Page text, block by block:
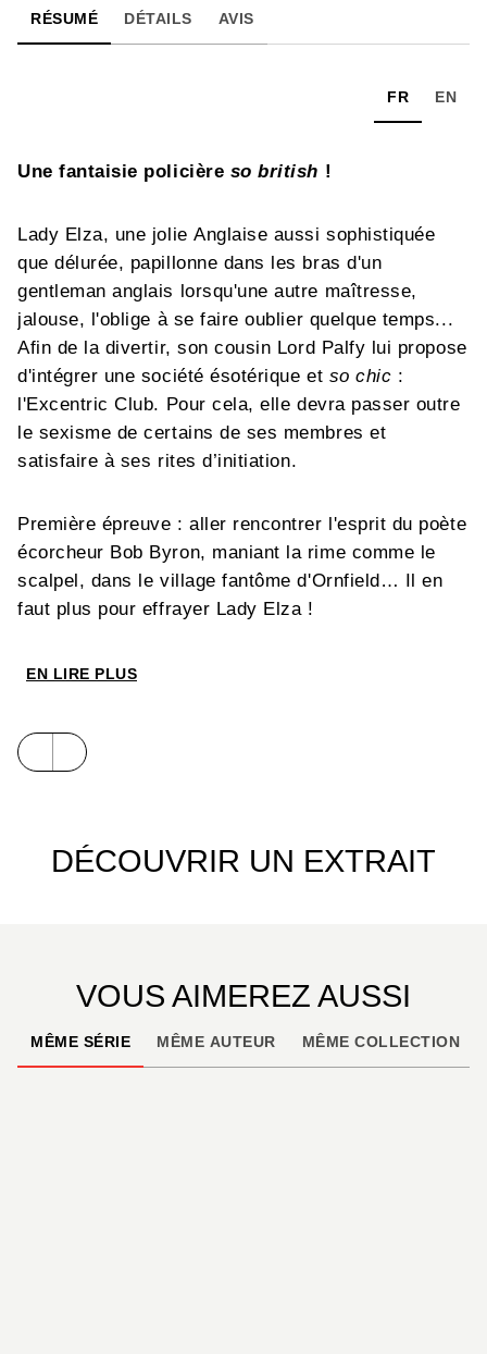
RÉSUMÉ DÉTAILS AVIS
FR EN
Une fantaisie policière so british !
Lady Elza, une jolie Anglaise aussi sophistiquée
que délurée, papillonne dans les bras d'un
gentleman anglais lorsqu'une autre maîtresse,
jalouse, l'oblige à se faire oublier quelque temps...
Afin de la divertir, son cousin Lord Palfy lui propose
d'intégrer une société ésotérique et so chic :
l'Excentric Club. Pour cela, elle devra passer outre
le sexisme de certains de ses membres et
satisfaire à ses rites d’initiation.
Première épreuve : aller rencontrer l'esprit du poète
écorcheur Bob Byron, maniant la rime comme le
scalpel, dans le village fantôme d'Ornfield… Il en
faut plus pour effrayer Lady Elza !
AprèsLes Rochester
escapade humoristique, policière et romantique
illustrée par la très élégante ligne claire de Philippe
EN LIRE PLUS
DÉCOUVRIR UN EXTRAIT
VOUS AIMEREZ AUSSI
MÊME SÉRIE MÊME AUTEUR MÊME COLLECTION